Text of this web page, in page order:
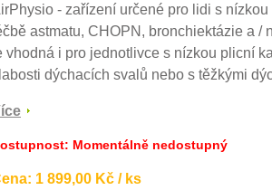
těla vyčistit kontaminovaný hlen. U
o 5 - 25 ml / rok a u kuřáků o 33
po překonání několika schodů
- zařízení určené pro lidi s
astmatu, CHOPN, bronchiektázie a /
vhodná i pro jednotlivce s nízkou plicní
dýchacích svalů nebo s těžkými
Momentálně nedostupný
1 899,00 Kč / ks